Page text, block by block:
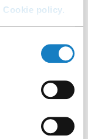
Cookie policy.